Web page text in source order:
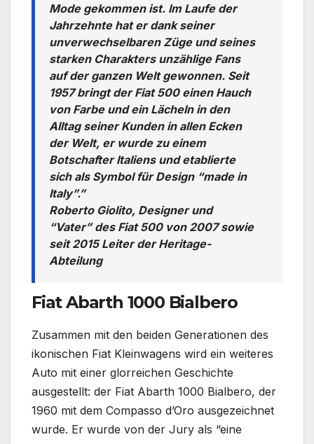
Mode gekommen ist. Im Laufe der
Jahrzehnte hat er dank seiner
unverwechselbaren Züge und seines
starken Charakters unzählige Fans
auf der ganzen Welt gewonnen. Seit
1957 bringt der Fiat 500 einen Hauch
von Farbe und ein Lächeln in den
Alltag seiner Kunden in allen Ecken
der Welt, er wurde zu einem
Botschafter Italiens und etablierte
sich als Symbol für Design “made in
Italy”.”
Roberto Giolito, Designer und
“Vater” des Fiat 500 von 2007 sowie
seit 2015 Leiter der Heritage-
Abteilung
Fiat Abarth 1000 Bialbero
Zusammen mit den beiden Generationen des
ikonischen Fiat Kleinwagens wird ein weiteres
Auto mit einer glorreichen Geschichte
ausgestellt: der Fiat Abarth 1000 Bialbero, der
1960 mit dem Compasso d’Oro ausgezeichnet
wurde. Er wurde von der Jury als “eine